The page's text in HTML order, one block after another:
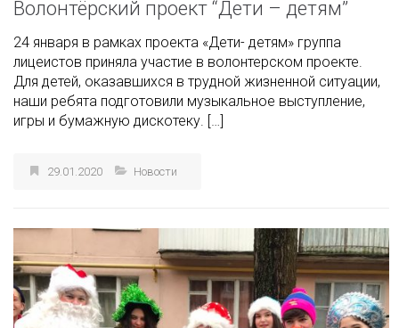
Волонтёрский проект “Дети – детям”
24 января в рамках проекта «Дети- детям» группа
лицеистов приняла участие в волонтерском проекте.
Для детей, оказавшихся в трудной жизненной ситуации,
наши ребята подготовили музыкальное выступление,
игры и бумажную дискотеку. […]
29.01.2020 Новости